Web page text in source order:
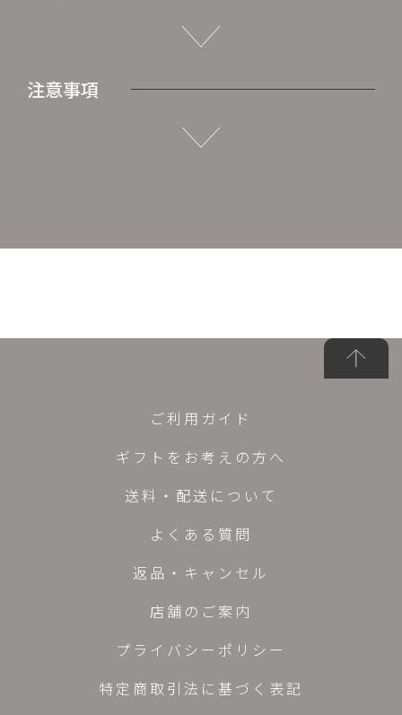
注意事項
ご利用ガイド
ギフトをお考えの方へ
送料・配送について
よくある質問
返品・キャンセル
店舗のご案内
プライバシーポリシー
特定商取引法に基づく表記